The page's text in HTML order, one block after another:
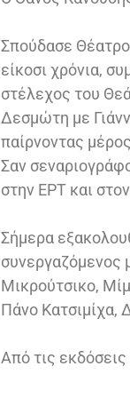
Σπούδασε Θέατρο
είκοσι χρόνια,
στέλεχος του
Δεσμώτη με
παίρνοντας
Σαν
στην ΕΡΤ και
Σήμερα
συνεργαζόμενος
Μικρούτσικο,
Πάνο Κατσιμίχα,
Από τις